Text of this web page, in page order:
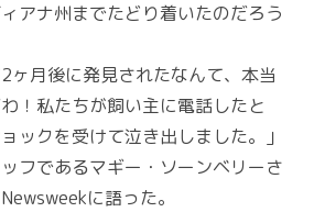
アナ州までたどり着いたのだろう
ヶ月後に発見されたなんて、本当
！私たちが飼い主に電話したと
ックを受けて泣き出しました。」
フであるマギー・ソーンベリーさ
に語った。